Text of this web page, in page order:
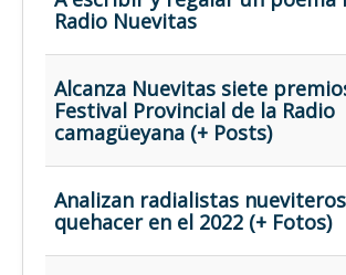
Medio Ambiente
Ciencia, tecnología y curiosidades
Inglés
Desempolvando la historia
Radio Nuevitas
Alcanza Nuevitas siete
Festival Provincial de la Radio
camagüeyana (+ Posts)
Analizan radialistas
quehacer en el 2022 (+ Fotos)